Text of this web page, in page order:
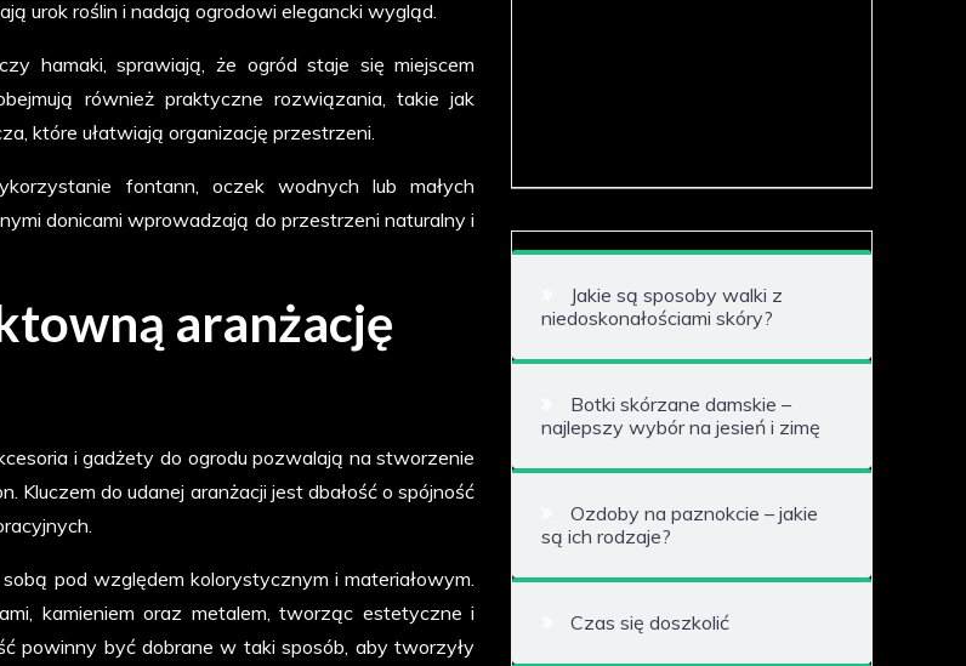
urok roślin i nadają ogrodowi elegancki wygląd.
hamaki, sprawiają, że ogród staje się miejscem
również praktyczne rozwiązania, takie jak
które ułatwiają organizację przestrzeni.
fontann, oczek wodnych lub małych
donicami wprowadzają do przestrzeni naturalny i
aranżację
i gadżety do ogrodu pozwalają na stworzenie
do udanej aranżacji jest dbałość o spójność
pod względem kolorystycznym i materiałowym.
kamieniem oraz metalem, tworząc estetyczne i
powinny być dobrane w taki sposób, aby tworzyły
Jakie są sposoby walki z
niedoskonałościami skóry?
Botki skórzane damskie –
najlepszy wybór na jesień i zimę
Ozdoby na paznokcie – jakie
są ich rodzaje?
Czas się doszkolić